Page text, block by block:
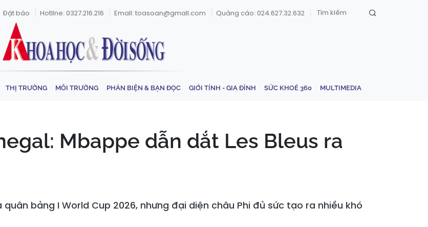
Đặt báo Hotline: 0327.216.216 Email: toasoan@gmail.com Quảng cáo: 024.627.32.632
THỊ TRƯỜNG MÔI TRƯỜNG PHẢN BIỆN & BẠN ĐỌC GIỚI TÍNH - GIA ĐÌNH SỨC KHOẺ 360 MULTIMEDIA
Mbappe dẫn dắt Les Bleus ra
bảng I World Cup 2026, nhưng đại diện châu Phi đủ sức tạo ra nhiều khó